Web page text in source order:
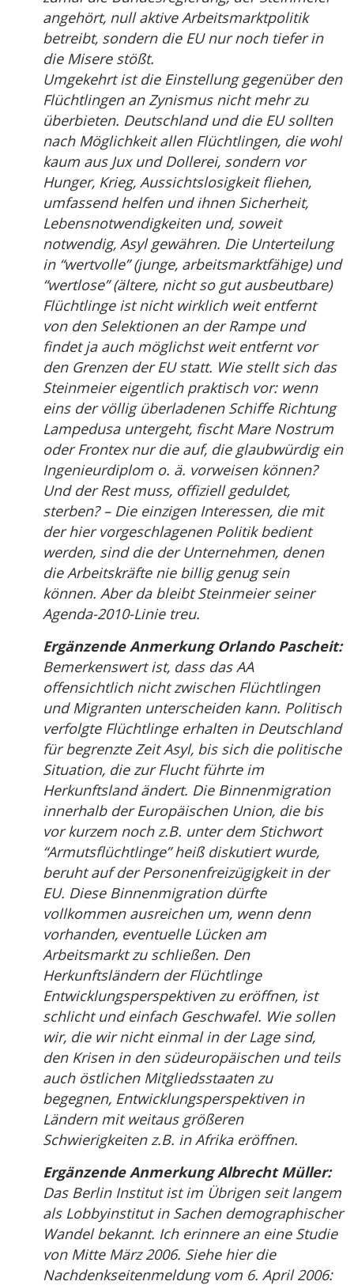
angehört, null aktive Arbeitsmarktpolitik
betreibt, sondern die EU nur noch tiefer in
die Misere stößt.
Umgekehrt ist die Einstellung gegenüber den
Flüchtlingen an Zynismus nicht mehr zu
überbieten. Deutschland und die EU sollten
nach Möglichkeit allen Flüchtlingen, die wohl
kaum aus Jux und Dollerei, sondern vor
Hunger, Krieg, Aussichtslosigkeit fliehen,
umfassend helfen und ihnen Sicherheit,
Lebensnotwendigkeiten und, soweit
notwendig, Asyl gewähren. Die Unterteilung
in “wertvolle” (junge, arbeitsmarktfähige) und
“wertlose” (ältere, nicht so gut ausbeutbare)
Flüchtlinge ist nicht wirklich weit entfernt
von den Selektionen an der Rampe und
findet ja auch möglichst weit entfernt vor
den Grenzen der EU statt. Wie stellt sich das
Steinmeier eigentlich praktisch vor: wenn
eins der völlig überladenen Schiffe Richtung
Lampedusa untergeht, fischt Mare Nostrum
oder Frontex nur die auf, die glaubwürdig ein
Ingenieurdiplom o. ä. vorweisen können?
Und der Rest muss, offiziell geduldet,
sterben? – Die einzigen Interessen, die mit
der hier vorgeschlagenen Politik bedient
werden, sind die der Unternehmen, denen
die Arbeitskräfte nie billig genug sein
können. Aber da bleibt Steinmeier seiner
Agenda-2010-Linie treu.
Ergänzende Anmerkung Orlando Pascheit:
Bemerkenswert ist, dass das AA
offensichtlich nicht zwischen Flüchtlingen
und Migranten unterscheiden kann. Politisch
verfolgte Flüchtlinge erhalten in Deutschland
für begrenzte Zeit Asyl, bis sich die politische
Situation, die zur Flucht führte im
Herkunftsland ändert. Die Binnenmigration
innerhalb der Europäischen Union, die bis
vor kurzem noch z.B. unter dem Stichwort
“Armutsflüchtlinge” heiß diskutiert wurde,
beruht auf der Personenfreizügigkeit in der
EU. Diese Binnenmigration dürfte
vollkommen ausreichen um, wenn denn
vorhanden, eventuelle Lücken am
Arbeitsmarkt zu schließen. Den
Herkunftsländern der Flüchtlinge
Entwicklungsperspektiven zu eröffnen, ist
schlicht und einfach Geschwafel. Wie sollen
wir, die wir nicht einmal in der Lage sind,
den Krisen in den südeuropäischen und teils
auch östlichen Mitgliedsstaaten zu
begegnen, Entwicklungsperspektiven in
Ländern mit weitaus größeren
Schwierigkeiten z.B. in Afrika eröffnen.
Ergänzende Anmerkung Albrecht Müller:
Das Berlin Institut ist im Übrigen seit langem
als Lobbyinstitut in Sachen demographischer
Wandel bekannt. Ich erinnere an eine Studie
von Mitte März 2006. Siehe hier die
Nachdenkseitenmeldung vom 6. April 2006: